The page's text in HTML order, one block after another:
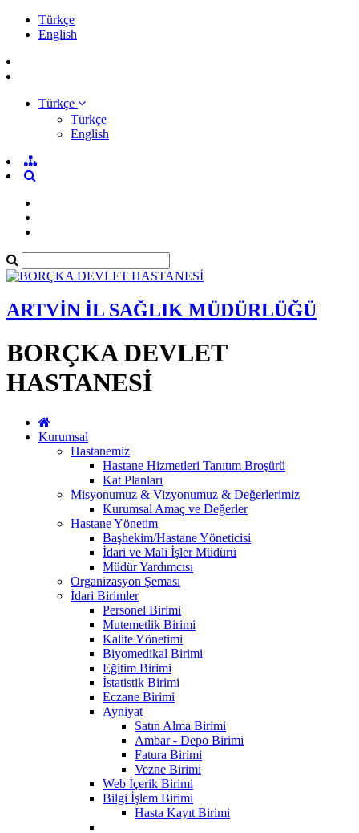
Türkçe
English
Türkçe
Türkçe
English
ARTVİN İL SAĞLIK MÜDÜRLÜĞÜ
BORÇKA DEVLET
HASTANESİ
Kurumsal
Hastanemiz
Hastane Hizmetleri Tanıtım Broşürü
Kat Planları
Misyonumuz & Vizyonumuz & Değerlerimiz
Kurumsal Amaç ve Değerler
Hastane Yönetim
Başhekim/Hastane Yöneticisi
İdari ve Mali İşler Müdürü
Müdür Yardımcısı
Organizasyon Şeması
İdari Birimler
Personel Birimi
Mutemetlik Birimi
Kalite Yönetimi
Biyomedikal Birimi
Eğitim Birimi
İstatistik Birimi
Eczane Birimi
Ayniyat
Satın Alma Birimi
Ambar - Depo Birimi
Fatura Birimi
Vezne Birimi
Web İçerik Birimi
Bilgi İşlem Birimi
Hasta Kayıt Birimi